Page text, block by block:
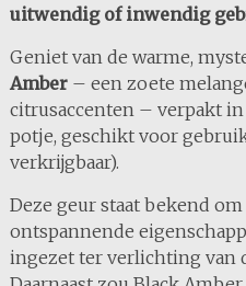
uitwendig of inwendig
Geniet van de warme,
Amber– een zoete
citrusaccenten – verpakt
potje, geschikt voor
verkrijgbaar).
Deze geur staat bekend
ontspannende
ingezet ter verlichting van